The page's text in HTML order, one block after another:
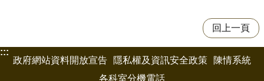
回上一頁
:::
政府網站資料開放宣告
隱私權及資訊安全政策
陳情系統
各科室分機電話